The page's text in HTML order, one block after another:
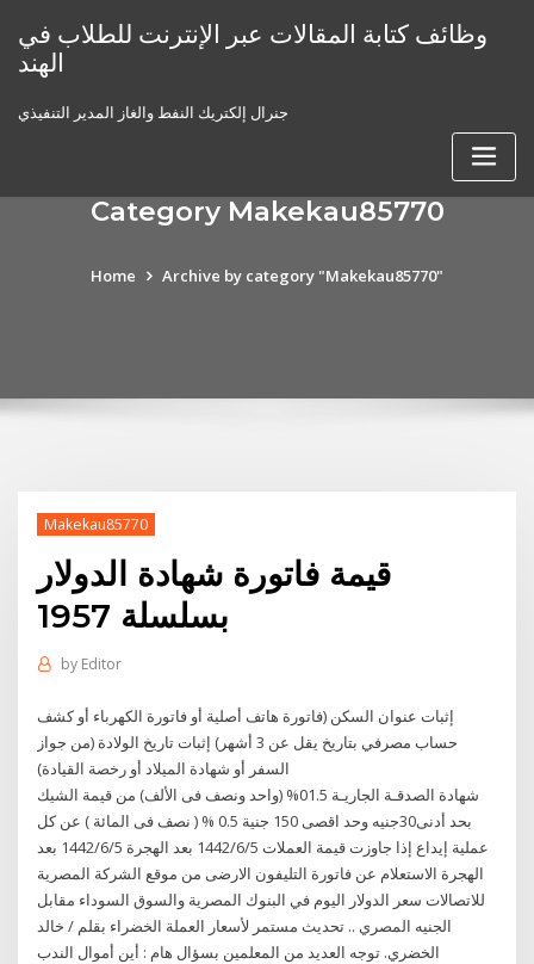
content
وظائف كتابة المقالات عبر الإنترنت للطلاب في
الهند
جنرال إلكتريك النفط والغاز المدير التنفيذي
Category Makekau85770
Home Archive by category "Makekau85770"
Makekau85770
قيمة فاتورة شهادة الدولار
بسلسلة 1957
by Editor
إثبات عنوان السكن (فاتورة هاتف أصلية أو فاتورة الكهرباء أو كشف
حساب مصرفي بتاريخ يقل عن 3 أشهر) إثبات تاريخ الولادة (من جواز
السفر أو شهادة الميلاد أو رخصة القيادة)
شهادة الصدقـة الجاريـة 01.5% (واحد ونصف فى الألف) من قيمة الشيك
بحد أدنى30جنيه وحد اقصى 150 جنية 0.5 % ( نصف فى المائة ) عن كل
عملية إيداع إذا جاوزت قيمة العملات 5‏‏/6‏‏/1442 بعد الهجرة 5‏‏/6‏‏/1442 بعد
الهجرة الاستعلام عن فاتورة التليفون الارضى من موقع الشركة المصرية
للاتصالات سعر الدولار اليوم في البنوك المصرية والسوق السوداء مقابل
الجنيه المصري .. تحديث مستمر لأسعار العملة الخضراء بقلم / خالد
الخضري. توجه العديد من المعلمين بسؤال هام : أين أموال الندب